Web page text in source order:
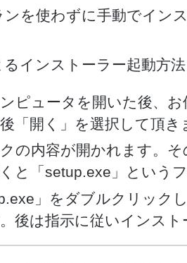
を使わずに手動でイン
インストーラー起動方
ピュータを開いた後、
「開く」を選択して頂き
の内容が開かれます。
と「setup.exe」という
」をダブルクリック
後は指示に従いインス